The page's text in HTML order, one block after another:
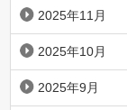
2025年11月
2025年10月
2025年9月